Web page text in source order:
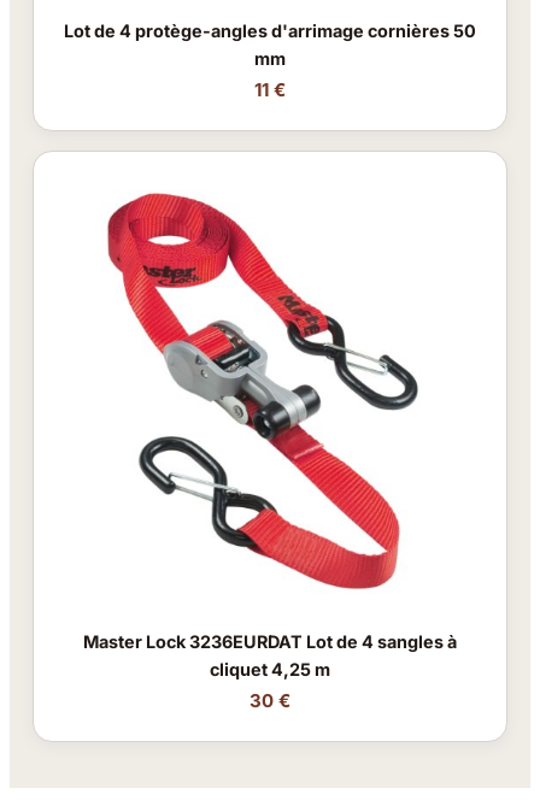
Lot de 4 protège-angles d'arrimage cornières 50
mm
11 €
Master Lock 3236EURDAT Lot de 4 sangles à
cliquet 4,25 m
30 €